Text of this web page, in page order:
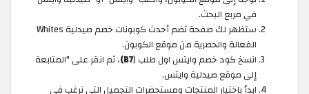
في مربع البحث.
ستظهر لك صفحة تضم أحدث كوبونات خصم صيدلية Whites
الفعالة والحصرية من موقع الكوبون.
انسخ كود خصم وايتس اول طلب (B7) ، ثم انقر على "المتابعة
إلى موقع صيدلية وايتس.
ابدأ باختيار المنتجات ومستحضرات التجميل التي ترغب في